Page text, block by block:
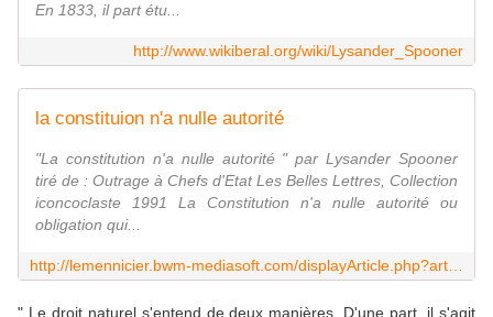
En 1833, il part étu...
http://www.wikiberal.org/wiki/Lysander_Spooner
la constituion n'a nulle autorité
"La constitution n'a nulle autorité " par Lysander Spooner
tiré de : Outrage à Chefs d'Etat Les Belles Lettres, Collection
iconcoclaste 1991 La Constitution n'a nulle autorité ou
obligation qui...
" Le droit naturel s'entend de deux manières. D'une part, il s'agit